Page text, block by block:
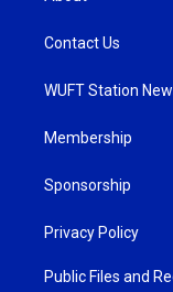
Contact Us
WUFT Station
Membership
Sponsorship
Privacy Policy
Public Files and